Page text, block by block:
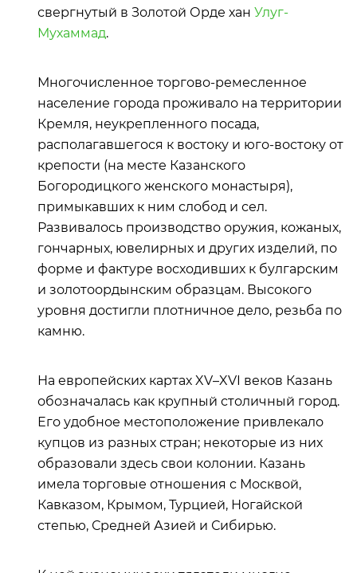
свергнутый в Золотой Орде хан Улуг-
Мухаммад.
Многочисленное торгово-ремесленное
население города проживало на территории
Кремля, неукрепленного посада,
располагавшегося к востоку и юго-востоку от
крепости (на месте Казанского
Богородицкого женского монастыря),
примыкавших к ним слобод и сел.
Развивалось производство оружия, кожаных,
гончарных, ювелирных и других изделий, по
форме и фактуре восходивших к булгарским
и золотоордынским образцам. Высокого
уровня достигли плотничное дело, резьба по
камню.
На европейских картах XV–XVI веков Казань
обозначалась как крупный столичный город.
Его удобное местоположение привлекало
купцов из разных стран; некоторые из них
образовали здесь свои колонии. Казань
имела торговые отношения с Москвой,
Кавказом, Крымом, Турцией, Ногайской
степью, Средней Азией и Сибирью.